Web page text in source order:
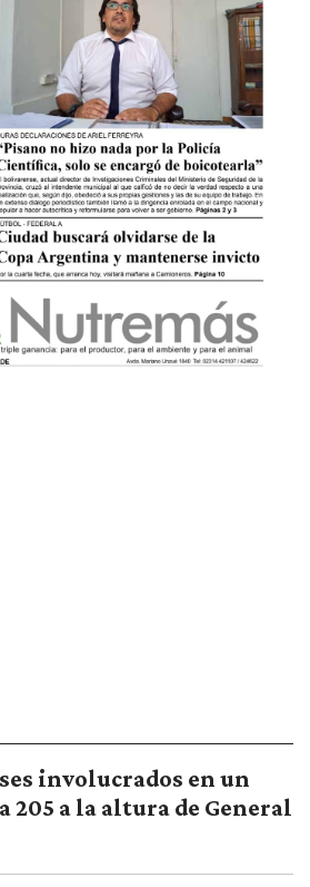
involucrados en un
205 a la altura de General